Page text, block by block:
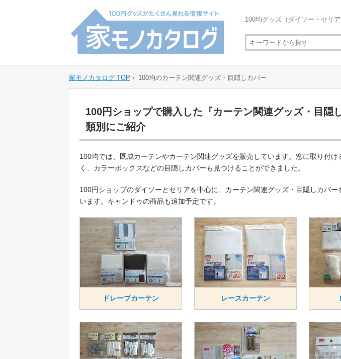
100均グッズ（ダイソー・セリ
家モノカタログ TOP › 100均のカーテン関連グッズ・目隠しカバー
100円ショップで購入した『カーテン関連グッズ・目隠
類別にご紹介
100均では、既成カーテンやカーテン関連グッズを販売しています。窓に取り付け
く、カラーボックスなどの目隠しカバーも見つけることができました。
100円ショップのダイソーとセリアを中心に、カーテン関連グッズ・目隠しカバー
います。キャンドゥの商品も追加予定です。
ドレープカーテン レースカーテン